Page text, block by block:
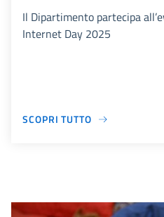
Il Dipartimento partecipa
Internet Day 2025
SCOPRI TUTTO